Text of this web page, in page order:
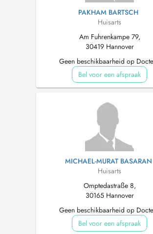
PAKHAM BARTSCH
Huisarts
Am Fuhrenkampe 79,
30419 Hannover
Geen beschikbaarheid op
Bel voor een afspraak
MICHAEL-MURAT BASARAN
Huisarts
Omptedastraße 8,
30165 Hannover
Geen beschikbaarheid op
Bel voor een afspraak